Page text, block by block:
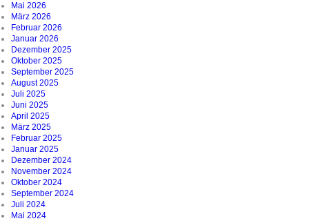
Mai 2026
März 2026
Februar 2026
Januar 2026
Dezember 2025
Oktober 2025
September 2025
August 2025
Juli 2025
Juni 2025
April 2025
März 2025
Februar 2025
Januar 2025
Dezember 2024
November 2024
Oktober 2024
September 2024
Juli 2024
Mai 2024